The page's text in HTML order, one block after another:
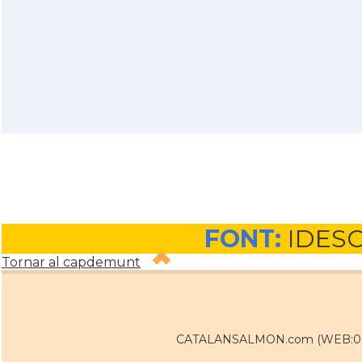
FONT:
Tornar al capdemunt
CATALANSALMON.com